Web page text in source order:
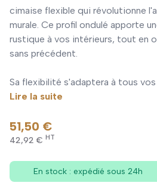
cimaise flexible qui révolutionne
murale. Ce profil ondulé apporte
rustique à vos intérieurs, tout en
sans précédent.
Sa flexibilité s'adaptera à tous vos
Lire la suite
51,50 €
42,92 € HT
En stock : expédié sous 24h